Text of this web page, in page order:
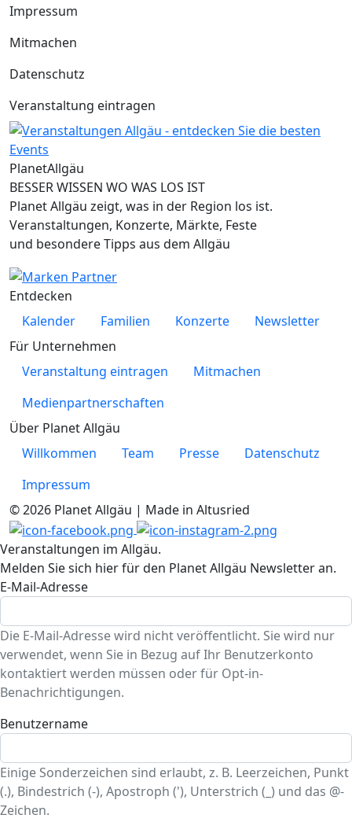
Impressum
Mitmachen
Datenschutz
Veranstaltung eintragen
PlanetAllgäu
BESSER WISSEN WO WAS LOS IST
Planet Allgäu zeigt, was in der Region los ist.
Veranstaltungen, Konzerte, Märkte, Feste
und besondere Tipps aus dem Allgäu
Entdecken
Kalender
Familien Konzerte
Newsletter
Für Unternehmen
Veranstaltung eintragen
Mitmachen
Medienpartnerschaften
Über Planet Allgäu
Willkommen
Team Presse
Datenschutz
Impressum
© 2026 Planet Allgäu | Made in Altusried
Veranstaltungen im Allgäu.
Melden Sie sich hier für den Planet Allgäu Newsletter an.
E-Mail-Adresse
Die E-Mail-Adresse wird nicht veröffentlicht. Sie wird nur
verwendet, wenn Sie in Bezug auf Ihr Benutzerkonto
kontaktiert werden müssen oder für Opt-in-
Benachrichtigungen.
Benutzername
Einige Sonderzeichen sind erlaubt, z. B. Leerzeichen, Punkt
(.), Bindestrich (-), Apostroph ('), Unterstrich (_) und das @-
Zeichen.